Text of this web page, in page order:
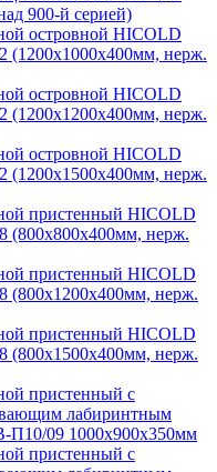
900-й серией)
островной HICOLD
нерж.
островной HICOLD
нерж.
островной HICOLD
нерж.
пристенный HICOLD
нерж.
пристенный HICOLD
нерж.
пристенный HICOLD
нерж.
пристенный с
лабиринтным
П10/09 1000х900х350мм
пристенный с